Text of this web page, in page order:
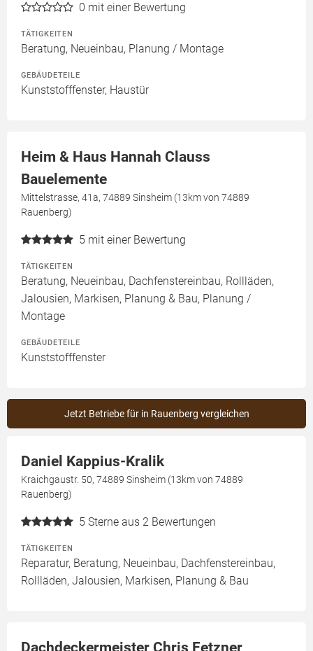
0 mit einer Bewertung
TÄTIGKEITEN
Beratung, Neueinbau, Planung / Montage
GEBÄUDETEILE
Kunststofffenster, Haustür
Heim & Haus Hannah Clauss
Bauelemente
Mittelstrasse, 41a, 74889 Sinsheim (13km von 74889
Rauenberg)
5 mit einer Bewertung
TÄTIGKEITEN
Beratung, Neueinbau, Dachfenstereinbau, Rollläden,
Jalousien, Markisen, Planung & Bau, Planung /
Montage
GEBÄUDETEILE
Kunststofffenster
Jetzt Betriebe für in Rauenberg vergleichen
Daniel Kappius-Kralik
Kraichgaustr. 50, 74889 Sinsheim (13km von 74889
Rauenberg)
5 Sterne aus 2 Bewertungen
TÄTIGKEITEN
Reparatur, Beratung, Neueinbau, Dachfenstereinbau,
Rollläden, Jalousien, Markisen, Planung & Bau
Dachdeckermeister Chris Fetzner